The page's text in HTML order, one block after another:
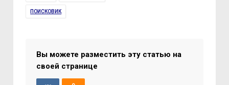
ПОИСКОВИК
Вы можете разместить эту статью на
своей странице